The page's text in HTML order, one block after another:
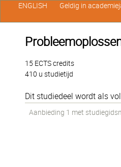
15 ECTS credits
410 u studietijd
Dit studiedeel wordt als
Aanbieding 1 met
ENGLISH Geldig in